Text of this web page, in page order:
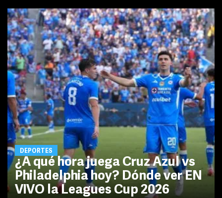
DEPORTES
¿A qué hora juega Cruz Azul vs
Philadelphia hoy? Dónde ver EN
VIVO la Leagues Cup 2026